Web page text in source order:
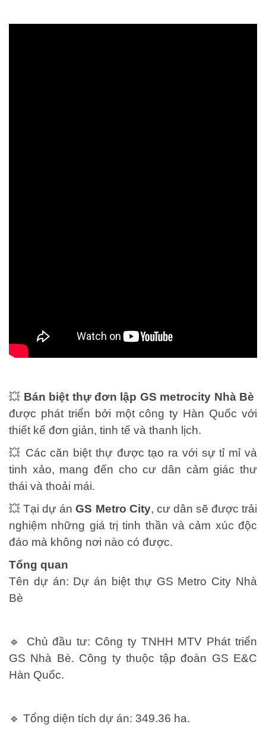
💥 Bán biệt thự đơn lập GS metrocity Nhà Bè
được phát triển bởi một công ty Hàn Quốc với
thiết kế đơn giản, tinh tế và thanh lịch.
💥 Các căn biệt thự được tạo ra với sự tỉ mỉ và
tinh xảo, mang đến cho cư dân cảm giác thư
thái và thoải mái.
💥 Tại dự án GS Metro City, cư dân sẽ được trải
nghiệm những giá trị tinh thần và cảm xúc độc
đáo mà không nơi nào có được.
Tổng quan
Tên dự án: Dự án biệt thự GS Metro City Nhà
Bè
🔹 Chủ đầu tư: Công ty TNHH MTV Phát triển
GS Nhà Bè. Công ty thuộc tập đoàn GS E&C
Hàn Quốc.
🔹 Tổng diện tích dự án: 349.36 ha.